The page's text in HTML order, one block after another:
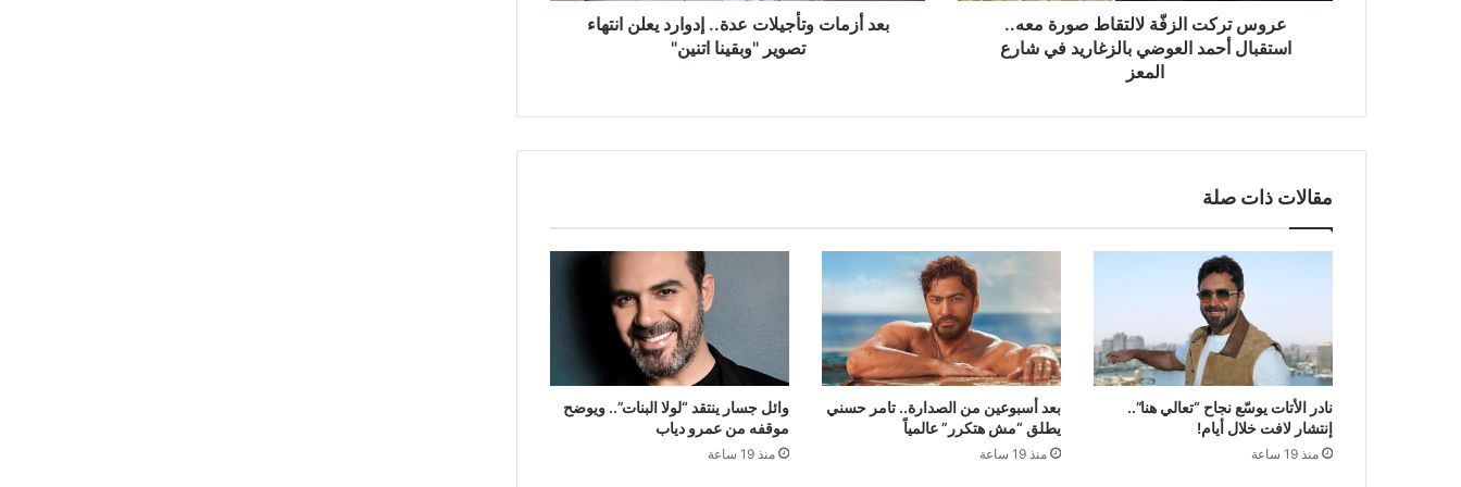
بالزغاريدعروس تركت الزفّة لالتقاط صورة معه..
استقبال أحمد العوضي بالزغاريد في شارع
المعز
بعد أزمات وتأجيلات عدة.. إدوارد يعلن انتهاء
تصوير "وبقينا اتنين"
مقالات ذات صلة
نادر الأتات يوسّع نجاح “تعالي هنا”..
إنتشار لافت خلال أيام!
منذ 19 ساعة
بعد أسبوعين من الصدارة.. تامر حسني
يطلق “مش هتكرر” عالمياً
منذ 19 ساعة
وائل جسار ينتقد “لولا البنات”.. ويوضح
موقفه من عمرو دياب
منذ 19 ساعة